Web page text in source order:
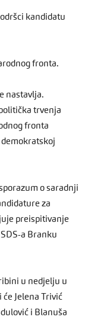
kandidatu
fronta.
nastavlja.
trvenja
fronta
demokratskoj
o saradnji
za
preispitivanje
a Branku
u nedjelju u
Jelena Trivić
i Blanuša